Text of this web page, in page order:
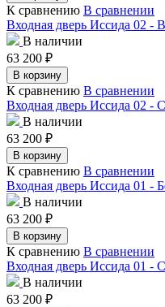
К сравнению В сравнении
Входная дверь Иссида 02 -
В наличии
63 200 ₽
В корзину
К сравнению В сравнении
Входная дверь Иссида 02 -
В наличии
63 200 ₽
В корзину
К сравнению В сравнении
Входная дверь Иссида 01 -
В наличии
63 200 ₽
В корзину
К сравнению В сравнении
Входная дверь Иссида 01 -
В наличии
63 200 ₽